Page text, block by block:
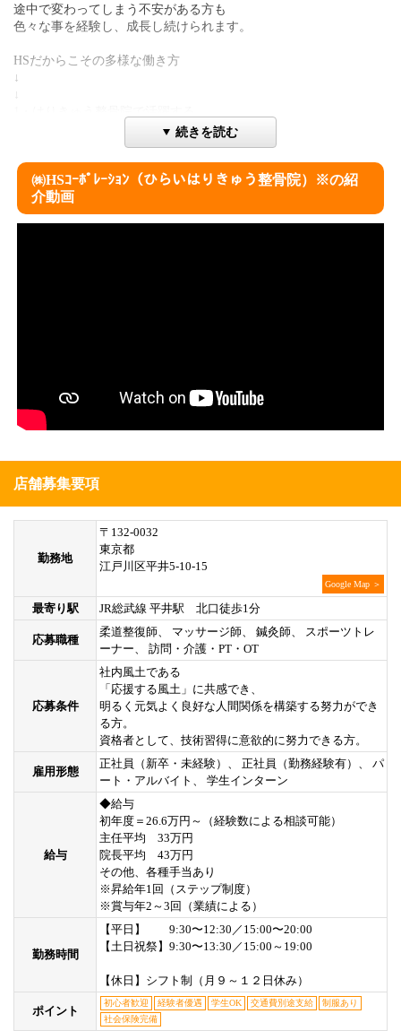
途中で変わってしまう不安がある方も
色々な事を経験し、成長し続けられます。
HSだからこその多様な働き方
↓
3・専属トレーナーとして活躍する
4・訪問専門はりきゅうマッサージ院で活躍する
5・院とトレーナーを両立する
6・訪問とトレーナーを両立する
続きを読む
㈱HSｺｰﾎﾟﾚｰｼｮﾝ（ひらいはりきゅう整骨院）※の紹
介動画
店舗募集要項
勤務地
〒132-0032
東京都
江戸川区平井5-10-15
Google Map ＞
最寄り駅 JR総武線 平井駅 北口徒歩1分
応募職種
柔道整復師、 マッサージ師、 鍼灸師、 スポーツトレ
ーナー、 訪問・介護・PT・OT
応募条件
社内風土である
「応援する風土」に共感でき、
明るく元気よく良好な人間関係を構築する努力ができ
る方。
資格者として、技術習得に意欲的に努力できる方。
雇用形態
正社員（新卒・未経験）、 正社員（勤務経験有）、 パ
ート・アルバイト、 学生インターン
給与
◆給与
初年度＝26.6万円～（経験数による相談可能）
主任平均 33万円
院長平均 43万円
その他、各種手当あり
※昇給年1回（ステップ制度）
※賞与年2～3回（業績による）
勤務時間
【平日】 9:30〜12:30／15:00〜20:00
【土日祝祭】9:30〜13:30／15:00～19:00
【休日】シフト制（月９～１２日休み）
ポイント
初心者歓迎 経験者優遇 学生OK 交通費別途支給
制服あり
社会保険完備